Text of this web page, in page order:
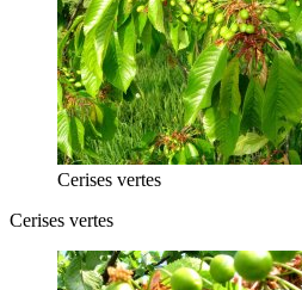
Cerises vertes
Cerises vertes